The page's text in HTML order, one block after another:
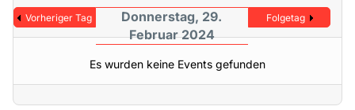
Vorheriger Tag
Donnerstag, 29.
Februar 2024
Folgetag
Es wurden keine Events gefunden